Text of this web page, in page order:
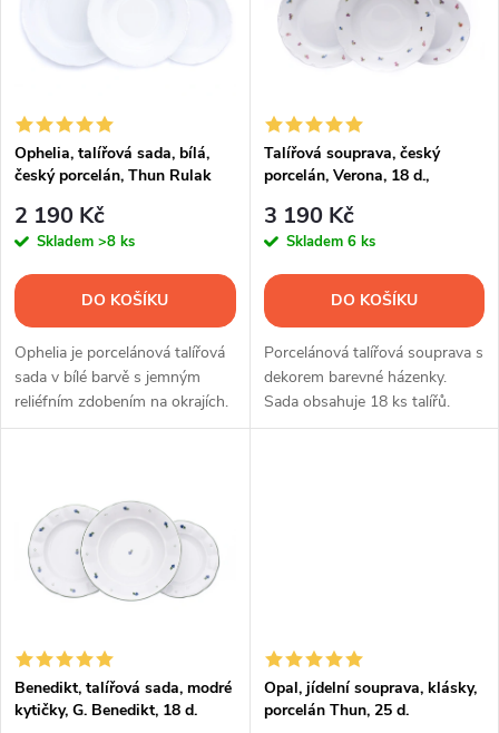
n
í
p
r
o
d
u
ů
p
s
p
r
o
d
u
ů
Ophelia, talířová sada, bílá,
český porcelán, Thun Rulak
2 190 Kč
Skladem >8 ks
DO KOŠÍKU
Ophelia je porcelánová talířová
sada v bílé barvě s jemným
reliéfním zdobením na okrajích.
Souprava obsahuje 18 ks talířů.
Talířová souprava, český
porcelán, Verona, 18 d.,
3 190 Kč
Skladem 6 ks
DO KOŠÍKU
Porcelánová talířová souprava s
dekorem barevné házenky.
Sada obsahuje 18 ks talířů.
Benedikt, talířová sada, modré
kytičky, G. Benedikt, 18 d.
Opal, jídelní souprava, klásky,
porcelán Thun, 25 d.